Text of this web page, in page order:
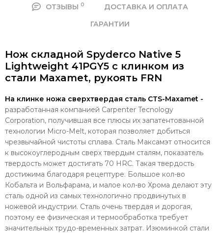
ОТЗЫВЫ 0
ДОСТАВКА И ОПЛАТА
ГАРАНТИИ
Нож складной Spyderco Native 5
Lightweight 41PGY5 c клинком из
стали Maxamet, рукоять FRN
На клинке ножа сверхтвердая сталь CTS-Maxamet -
разработанная компанией Carpenter Tecnology
Corporation, получившая все плюсы их запатентованной
технологии Micro-Melt, которая позволяет добиться
чрезвычайной чистоты сплава. Сталь Максамэт относится
к высокоуглеродным сверх твердым сталям, показатель
твердость может достигать 70 HRC. Такая твердость
достижима благодаря рецептуре. Большое кол-во
Кобальта и Вольфарама, и малое кол-во Хрома делают эту
сталь одной из самых технологично продвинутых в
ножевой индустрии. Сталь очень твердая и дорогая,
поэтому ее физическая и термообработка требует
значительных трудо-временных затрат. Изюминкой стали